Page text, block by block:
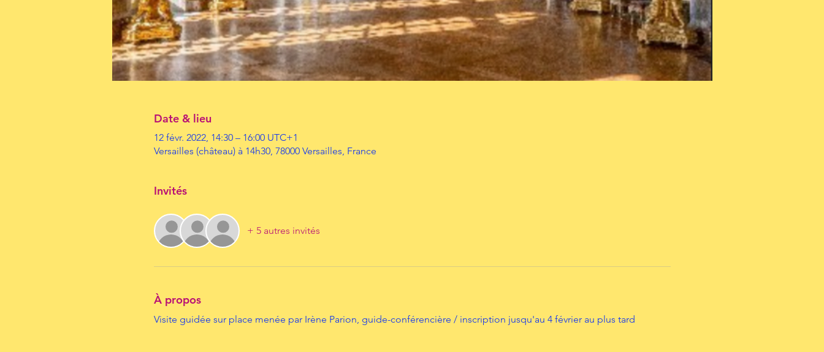
Date & lieu
12 févr. 2022, 14:30 – 16:00 UTC+1
Versailles (château) à 14h30, 78000 Versailles, France
Invités
+ 5 autres invités
À propos
Visite guidée sur place menée par Irène Parion, guide-conférencière / inscription jusqu'au 4 février au plus tard